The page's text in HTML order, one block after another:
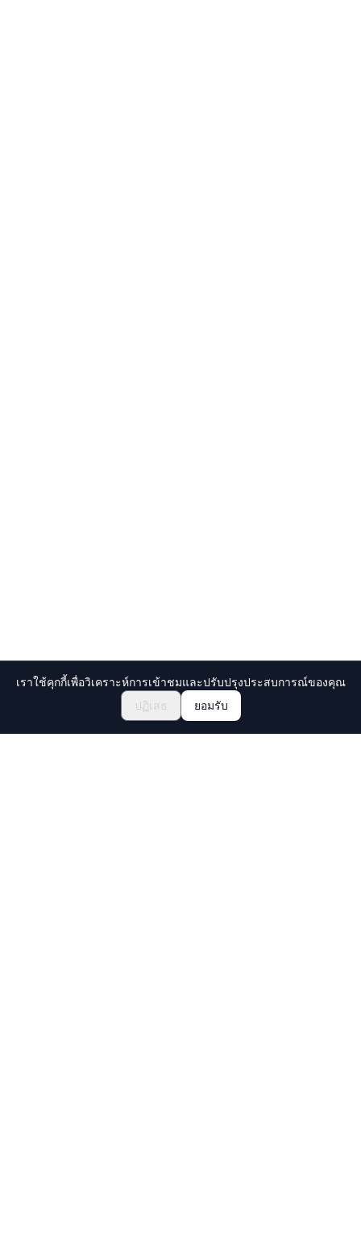
สำรวจเทศกาลและอีเวนต์
จองตั๋วเทศกาลมัตสึริญี่ปุ่น
เราใช้คุกกี้เพื่อวิเคราะห์การเข้าชมและปรับปรุงประสบการณ์ของคุณ
ปฏิเสธ
ยอมรับ